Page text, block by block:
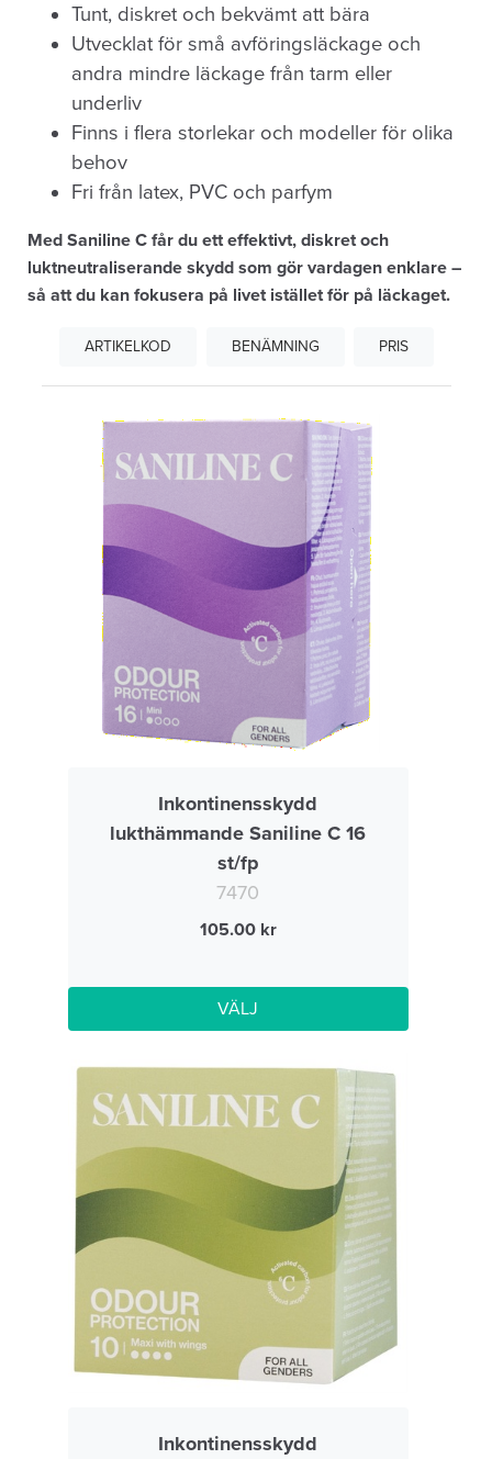
Tunt, diskret och bekvämt att bära
Utvecklat för små avföringsläckage och
andra mindre läckage från tarm eller
underliv
Finns i flera storlekar och modeller för olika
behov
Fri från latex, PVC och parfym
Med Saniline C får du ett effektivt, diskret och
luktneutraliserande skydd som gör vardagen enklare –
så att du kan fokusera på livet istället för på läckaget.
ARTIKELKOD BENÄMNING PRIS
Inkontinensskydd
lukthämmande Saniline C 16
st/fp
7470
105.00
VÄLJ
Inkontinensskydd